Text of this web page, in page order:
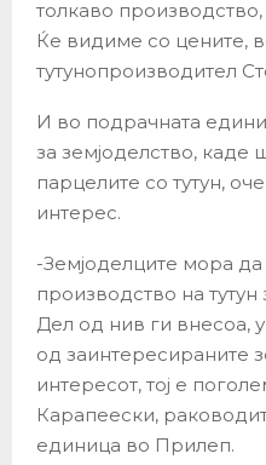
толкаво
Ќе видиме со цените,
тутунопроизводител
И во подрачната
за земјоделство, каде
парцелите со тутун,
интерес.
-Земјоделците мора
производство на
Дел од нив ги внесоа,
од заинтересираните
интересот, тој е
Карапеески,
единица во Прилеп.